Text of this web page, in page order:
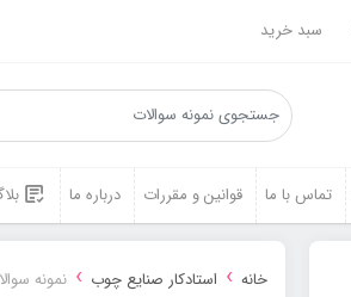
سبد خرید
تماس با ما قوانین و مقررات درباره ما
خانه › استادکار صنایع چوب › نمونه